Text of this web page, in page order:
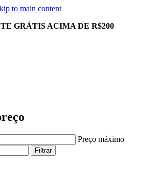
to main content
GRÁTIS ACIMA DE R$200
Preço máximo
Filtrar